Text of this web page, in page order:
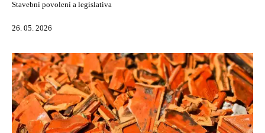
Stavební povolení a legislativa
26. 05. 2026